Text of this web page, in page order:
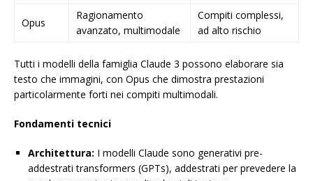
Opus
Ragionamento
avanzato, multimodale
Compiti complessi,
ad alto rischio
Tutti i modelli della famiglia Claude 3 possono elaborare sia
testo che immagini, con Opus che dimostra prestazioni
particolarmente forti nei compiti multimodali.
Fondamenti tecnici
Architettura: I modelli Claude sono generativi pre-
addestrati transformers (GPTs), addestrati per prevedere la